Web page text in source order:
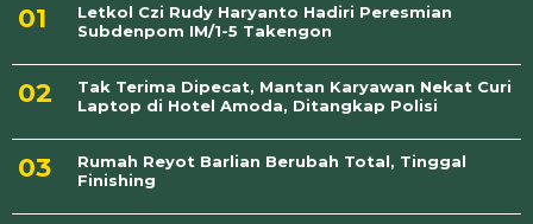
Letkol Czi Rudy Haryanto Hadiri Peresmian
Subdenpom IM/1-5 Takengon
Tak Terima Dipecat, Mantan Karyawan Nekat Curi
Laptop di Hotel Amoda, Ditangkap Polisi
Rumah Reyot Barlian Berubah Total, Tinggal
Finishing